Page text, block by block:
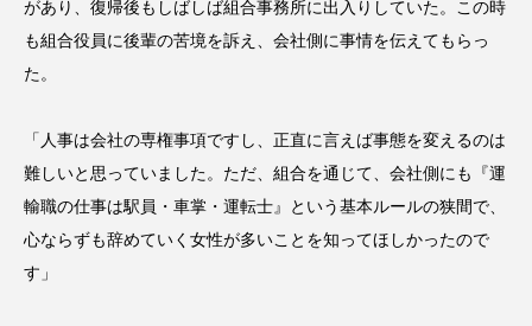
があり、復帰後もしばしば組合事務所に出入りしていた。この時
も組合役員に後輩の苦境を訴え、会社側に事情を伝えてもらっ
た。
「人事は会社の専権事項ですし、正直に言えば事態を変えるのは
難しいと思っていました。ただ、組合を通じて、会社側にも『運
輸職の仕事は駅員・車掌・運転士』という基本ルールの狭間で、
心ならずも辞めていく女性が多いことを知ってほしかったので
す」